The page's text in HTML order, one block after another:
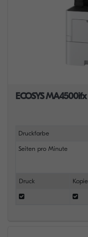
ECOSYS MA4500ifx
Druckfarbe
Seiten pro Minute
Druck Kopie